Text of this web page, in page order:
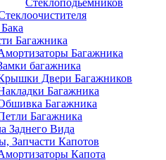
Стеклоподьемников
Багажника
Багажника
багажника
Двери Багажников
Багажника
Багажника
Багажника
Заднего Вида
Запчасти Капотов
Капота